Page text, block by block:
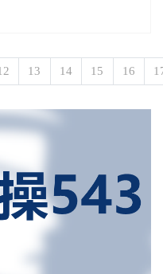
部，事後，女子驗傷提
13 14 15 16